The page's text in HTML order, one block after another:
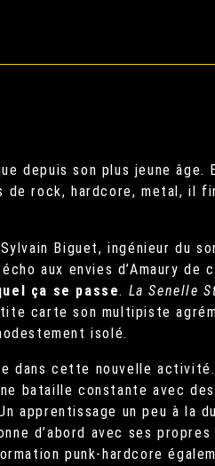
depuis son plus jeune âge.
rock, hardcore, metal, il
Biguet, ingénieur du
aux envies d’Amaury de
ça se passe. La Senelle
carte son multipiste
isolé.
dans cette nouvelle
bataille constante avec
apprentissage un peu à la
d’abord avec ses
punk-hardcore